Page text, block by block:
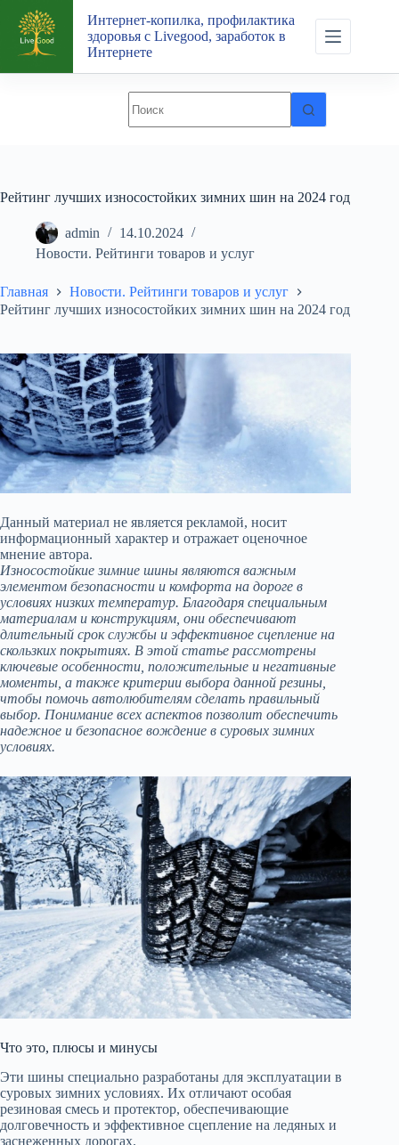
Перейти
сути
Интернет-копилка, профилактика
здоровья с Livegood, заработок в
Интернете
Рейтинг лучших износостойких зимних шин на 2024 год
admin
14.10.2024
Новости. Рейтинги товаров и услуг
Главная
Новости. Рейтинги товаров и услуг
Рейтинг лучших износостойких зимних шин на 2024 год
Данный материал не является рекламой, носит
информационный характер и отражает оценочное
мнение автора.
Износостойкие зимние шины являются важным
элементом безопасности и комфорта на дороге в
условиях низких температур. Благодаря специальным
материалам и конструкциям, они обеспечивают
длительный срок службы и эффективное сцепление на
скользких покрытиях. В этой статье рассмотрены
ключевые особенности, положительные и негативные
моменты, а также критерии выбора данной резины,
чтобы помочь автолюбителям сделать правильный
выбор. Понимание всех аспектов позволит обеспечить
надежное и безопасное вождение в суровых зимних
условиях.
Что это, плюсы и минусы
Эти шины специально разработаны для эксплуатации в
суровых зимних условиях. Их отличают особая
резиновая смесь и протектор, обеспечивающие
долговечность и эффективное сцепление на ледяных и
заснеженных дорогах.